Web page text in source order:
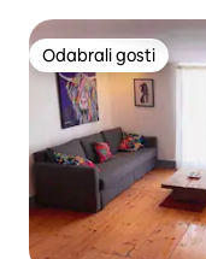
Odabrali gosti
Odabrali gosti